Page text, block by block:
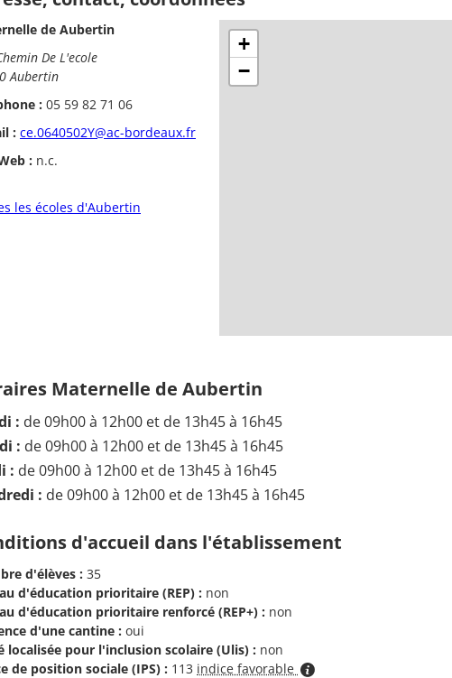
de Aubertin
De L'ecole
Aubertin
: 05 59 82 71 06
: ce.0640502Y@ac-bordeaux.fr
: n.c.
les écoles d'Aubertin
+
−
Maternelle de Aubertin
: de 09h00 à 12h00 et de 13h45 à 16h45
: de 09h00 à 12h00 et de 13h45 à 16h45
: de 09h00 à 12h00 et de 13h45 à 16h45
: de 09h00 à 12h00 et de 13h45 à 16h45
d'accueil dans l'établissement
d'élèves : 35
d'éducation prioritaire (REP) : non
d'éducation prioritaire renforcé (REP+) : non
d'une cantine : oui
localisée pour l'inclusion scolaire (Ulis) : non
de position sociale (IPS) : 113 indice favorable